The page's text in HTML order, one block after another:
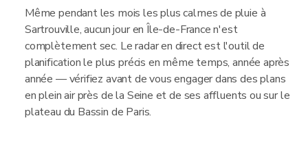
Même pendant les mois les plus calmes de pluie à
Sartrouville, aucun jour en Île-de-France n'est
complètement sec. Le radar en direct est l'outil de
planification le plus précis en même temps, année après
année — vérifiez avant de vous engager dans des plans
en plein air près de la Seine et de ses affluents ou sur le
plateau du Bassin de Paris.